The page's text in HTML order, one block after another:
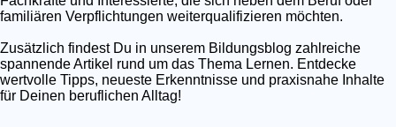
familiären Verpflichtungen weiterqualifizieren möchten.
Zusätzlich findest Du in unserem Bildungsblog zahlreiche
spannende Artikel rund um das Thema Lernen. Entdecke
wertvolle Tipps, neueste Erkenntnisse und praxisnahe Inhalte
für Deinen beruflichen Alltag!